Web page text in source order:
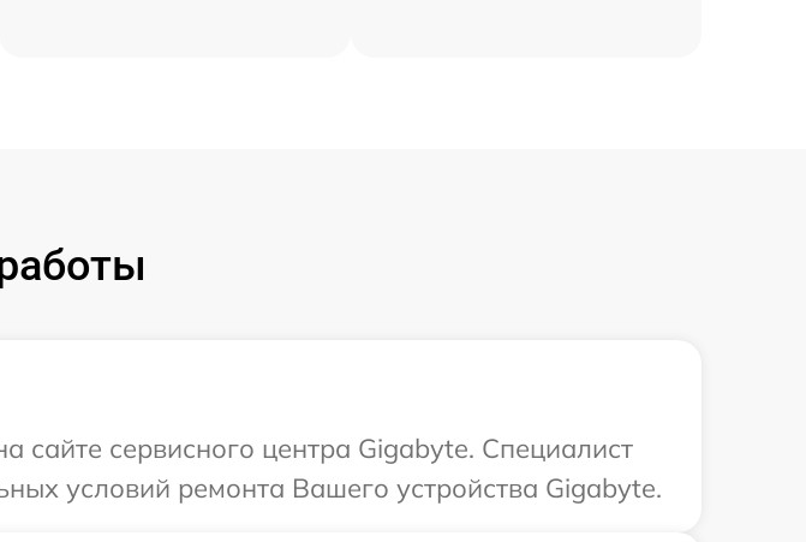
сайте сервисного центра Gigabyte. Специалист
условий ремонта Вашего устройства Gigabyte.